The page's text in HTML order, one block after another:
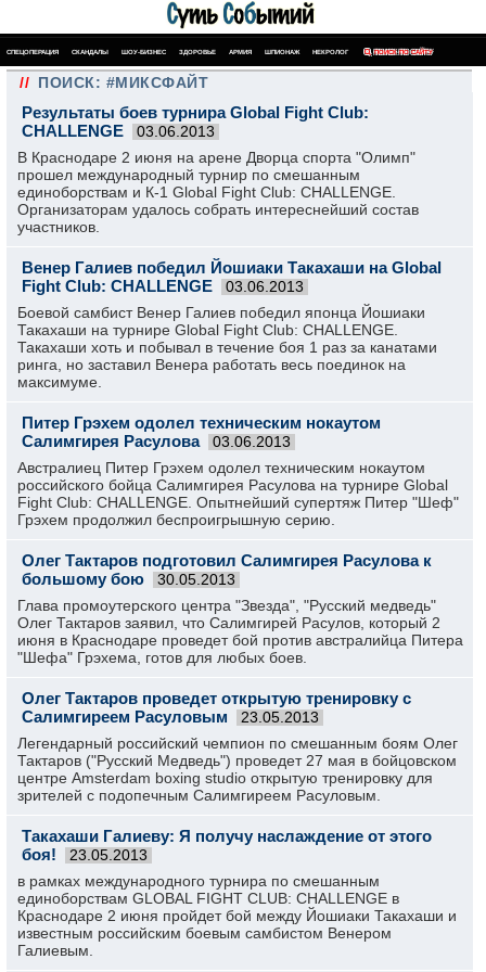
СПЕЦОПЕРАЦИЯ СКАНДАЛЫ ШОУ-БИЗНЕС ЗДОРОВЬЕ АРМИЯ ШПИОНАЖ НЕКРОЛОГ ПОИСК ПО САЙТУ
// ПОИСК: #МИКСФАЙТ
Результаты боев турнира Global Fight Club:
CHALLENGE
03.06.2013
В Краснодаре 2 июня на арене Дворца спорта "Олимп"
прошел международный турнир по смешанным
единоборствам и К-1 Global Fight Club: CHALLENGE.
Организаторам удалось собрать интереснейший состав
участников.
Венер Галиев победил Йошиаки Такахаши на Global
Fight Club: CHALLENGE
03.06.2013
Боевой самбист Венер Галиев победил японца Йошиаки
Такахаши на турнире Global Fight Club: CHALLENGE.
Такахаши хоть и побывал в течение боя 1 раз за канатами
ринга, но заставил Венера работать весь поединок на
максимуме.
Питер Грэхем одолел техническим нокаутом
Салимгирея Расулова
03.06.2013
Австралиец Питер Грэхем одолел техническим нокаутом
российского бойца Салимгирея Расулова на турнире Global
Fight Club: CHALLENGE. Опытнейший супертяж Питер "Шеф"
Грэхем продолжил беспроигрышную серию.
Олег Тактаров подготовил Салимгирея Расулова к
большому бою
30.05.2013
Глава промоутерского центра "Звезда", "Русский медведь"
Олег Тактаров заявил, что Салимгирей Расулов, который 2
июня в Краснодаре проведет бой против австралийца Питера
"Шефа" Грэхема, готов для любых боев.
Олег Тактаров проведет открытую тренировку с
Салимгиреем Расуловым
23.05.2013
Легендарный российский чемпион по смешанным боям Олег
Тактаров ("Русский Медведь") проведет 27 мая в бойцовском
центре Amsterdam boxing studio открытую тренировку для
зрителей с подопечным Салимгиреем Расуловым.
Такахаши Галиеву: Я получу наслаждение от этого
боя!
23.05.2013
в рамках международного турнира по смешанным
единоборствам GLOBAL FIGHT CLUB: CHALLENGE в
Краснодаре 2 июня пройдет бой между Йошиаки Такахаши и
известным российским боевым самбистом Венером
Галиевым.